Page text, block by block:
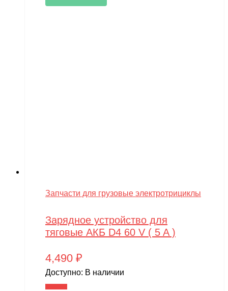
Запчасти для грузовые электротрициклы
Зарядное устройство для
тяговые АКБ D4 60 V ( 5 A )
4,490 ₽
Доступно: В наличии